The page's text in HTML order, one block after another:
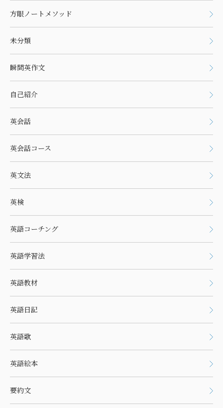
方眼ノートメソッド
未分類
瞬間英作文
自己紹介
英会話
英会話コース
英文法
英検
英語コーチング
英語学習法
英語教材
英語日記
英語歌
英語絵本
要約文